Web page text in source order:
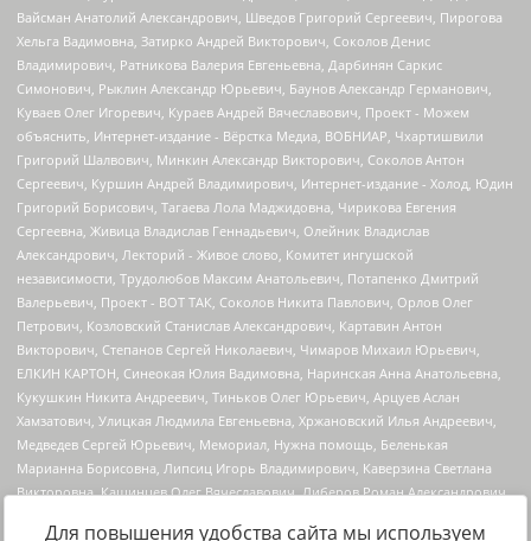
Для повышения удобства сайта мы используем